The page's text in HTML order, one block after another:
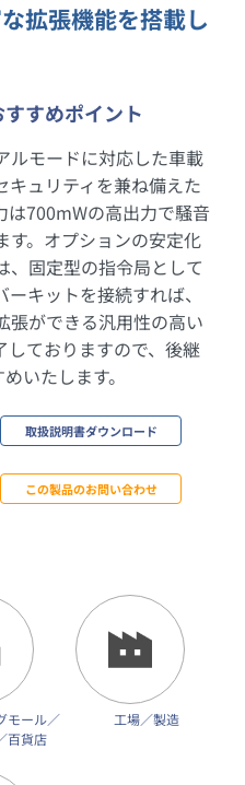
拡張機能を搭載し
すめポイント
ルモードに対応した車載
キュリティを兼ね備えた
は700mWの高出力で騒音
す。オプションの安定化
、固定型の指令局として
キットを接続すれば、
張ができる汎用性の高い
しておりますので、後継
いたします。
取扱説明書ダウンロード
この製品のお問い合わせ
モール／
百貨店
工場／製造